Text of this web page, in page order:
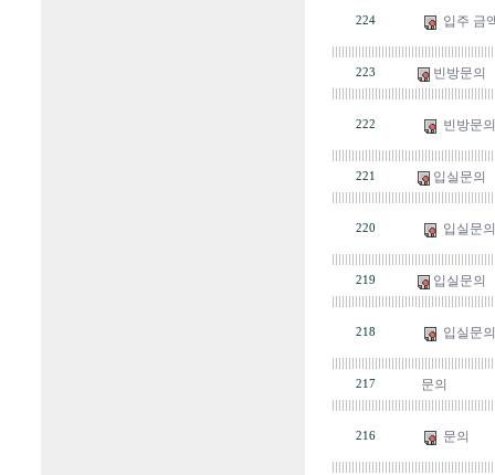
224 입주 금
223 빈방문의
222 빈방문의
221 입실문의
220 입실문의
219 입실문의
218 입실문의
217 문의
216 문의